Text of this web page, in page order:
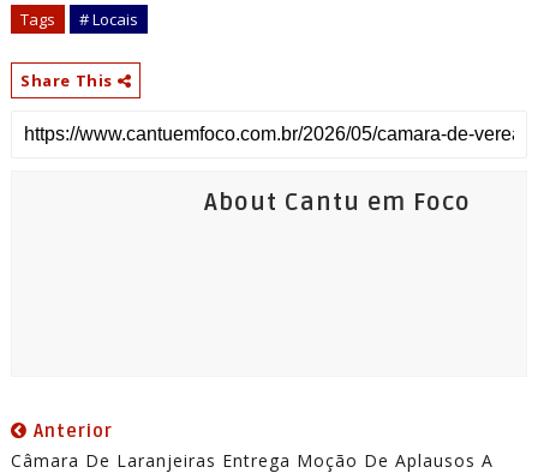
Tags # Locais
Share This
About Cantu em Foco
Anterior
Câmara De Laranjeiras Entrega Moção De Aplausos A